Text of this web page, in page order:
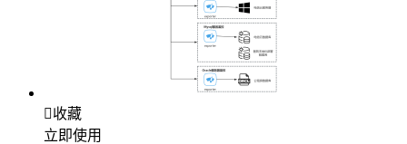
收藏
立即使用